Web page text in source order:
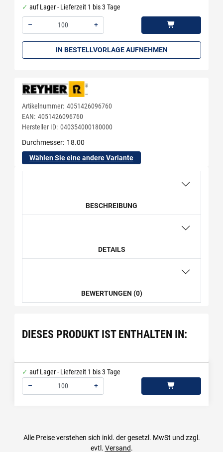
auf Lager - Lieferzeit 1 bis 3 Tage
–
+
IN BESTELLVORLAGE AUFNEHMEN
Artikelnummer: 4051426096760
EAN: 4051426096760
Hersteller ID: 040354000180000
Durchmesser 18.00
Wählen Sie eine andere Variante
BESCHREIBUNG
DETAILS
BEWERTUNGEN (0)
DIESES PRODUKT IST ENTHALTEN IN:
auf Lager - Lieferzeit 1 bis 3 Tage
–
+
Alle Preise verstehen sich inkl. der gesetzl. MwSt und zzgl.
evtl. Versand.